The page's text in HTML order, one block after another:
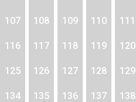
107 108 109 110 111
116 117 118 119 120
125 126 127 128 129
134 135 136 137 138